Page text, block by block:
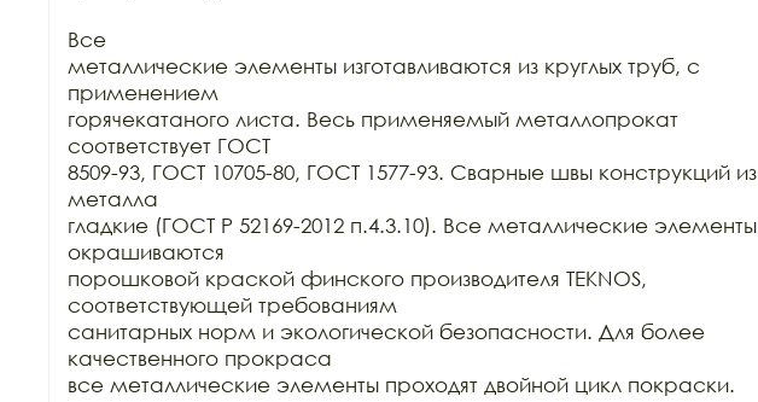
Все
металлические элементы изготавливаются из круглых труб, с
применением
горячекатаного листа. Весь применяемый металлопрокат
соответствует ГОСТ
8509-93, ГОСТ 10705-80, ГОСТ 1577-93. Сварные швы конструкций из
металла
гладкие (ГОСТ Р 52169-2012 п.4.3.10). Все металлические элементы
окрашиваются
порошковой краской финского производителя TEKNOS,
соответствующей требованиям
санитарных норм и экологической безопасности. Для более
качественного прокраса
все металлические элементы проходят двойной цикл покраски.